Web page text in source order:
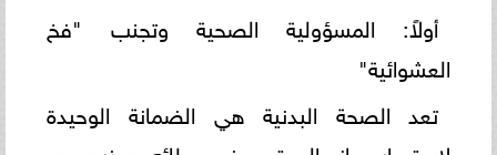
أولاً: المسؤولية الصحية وتجنب "فخ
العشوائية"
تعد الصحة البدنية هي الضمانة الوحيدة